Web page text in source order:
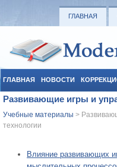
ГЛАВНАЯ
ГЛАВНАЯ НОВОСТИ
СОЦИАЛЬНАЯ ПЕДАГОГИКА
Развивающие игры и
Учебные материалы >
технологии
Влияние развивающих